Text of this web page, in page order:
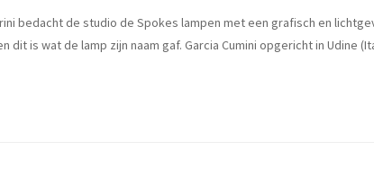
bedacht de studio de Spokes lampen met een grafisch en
is wat de lamp zijn naam gaf. Garcia Cumini opgericht in Udine